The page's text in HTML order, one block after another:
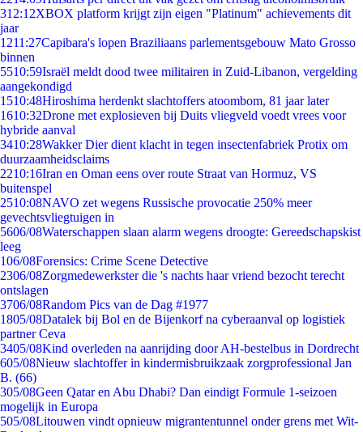
312:12XBOX platform krijgt zijn eigen "Platinum" achievements dit
jaar
1211:27Capibara's lopen Braziliaans parlementsgebouw Mato Grosso
binnen
5510:59Israël meldt dood twee militairen in Zuid-Libanon, vergelding
aangekondigd
1510:48Hiroshima herdenkt slachtoffers atoombom, 81 jaar later
1610:32Drone met explosieven bij Duits vliegveld voedt vrees voor
hybride aanval
3410:28Wakker Dier dient klacht in tegen insectenfabriek Protix om
duurzaamheidsclaims
2210:16Iran en Oman eens over route Straat van Hormuz, VS
buitenspel
2510:08NAVO zet wegens Russische provocatie 250% meer
gevechtsvliegtuigen in
5606/08Waterschappen slaan alarm wegens droogte: Gereedschapskist
leeg
106/08Forensics: Crime Scene Detective
2306/08Zorgmedewerkster die 's nachts haar vriend bezocht terecht
ontslagen
3706/08Random Pics van de Dag #1977
1805/08Datalek bij Bol en de Bijenkorf na cyberaanval op logistiek
partner Ceva
3405/08Kind overleden na aanrijding door AH-bestelbus in Dordrecht
605/08Nieuw slachtoffer in kindermisbruikzaak zorgprofessional Jan
B. (66)
305/08Geen Qatar en Abu Dhabi? Dan eindigt Formule 1-seizoen
mogelijk in Europa
505/08Litouwen vindt opnieuw migrantentunnel onder grens met Wit-